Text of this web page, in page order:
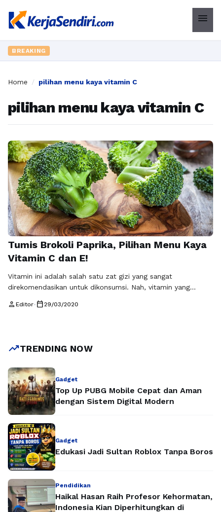
menu
BREAKING
Home / pilihan menu kaya vitamin C
pilihan menu kaya vitamin C
Tumis Brokoli Paprika, Pilihan Menu Kaya
Vitamin C dan E!
Vitamin ini adalah salah satu zat gizi yang sangat
direkomendasikan untuk dikonsumsi. Nah, vitamin yang
adalah makanan yang mengandung vitamin C dan vitamin E.
person Editor• calendar_today 29/03/2020
trending_upTRENDING NOW
Gadget
Top Up PUBG Mobile Cepat dan Aman
dengan Sistem Digital Modern
Gadget
Edukasi Jadi Sultan Roblox Tanpa Boros
Pendidikan
Haikal Hasan Raih Profesor Kehormatan,
Indonesia Kian Diperhitungkan di